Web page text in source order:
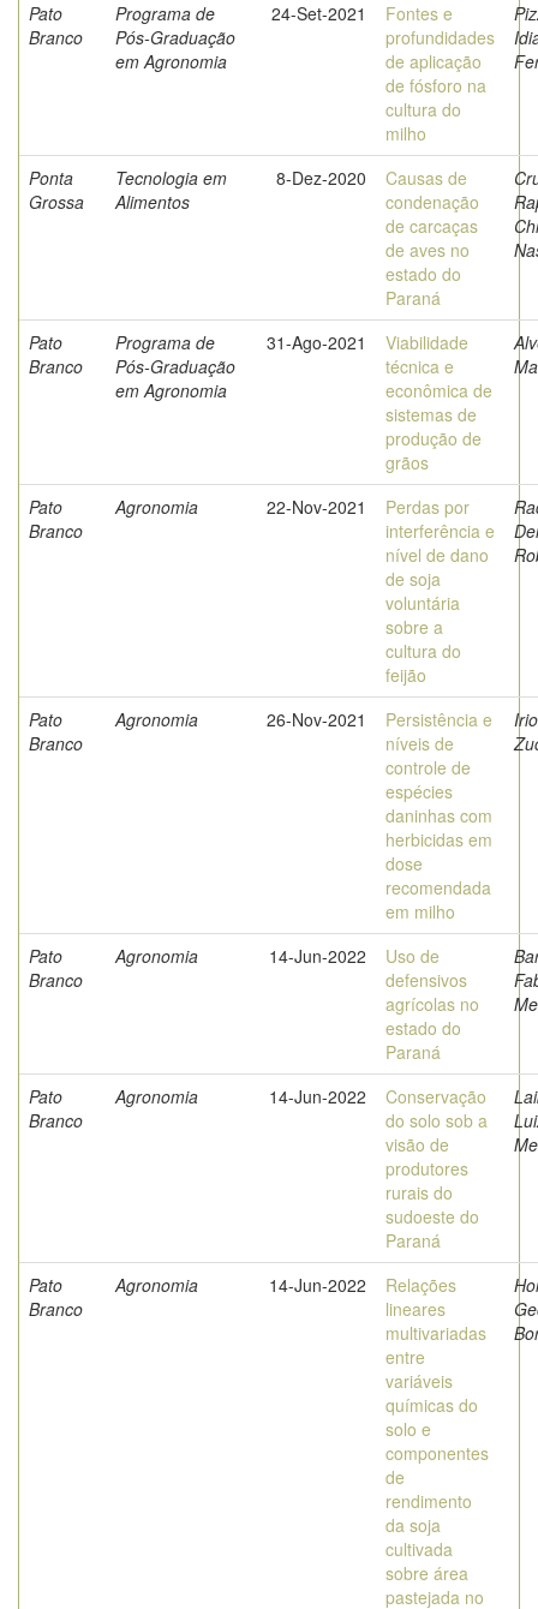
Pato
Branco
Programa de
Pós-Graduação
em Agronomia
24-Set-2021
Fontes e
profundidades
de aplicação
de fósforo na
cultura do
milho
Ponta
Grossa
Tecnologia em
Alimentos
8-Dez-2020
Causas de
condenação
de carcaças
de aves no
estado do
Paraná
Pato
Branco
Programa de
Pós-Graduação
em Agronomia
31-Ago-2021
Viabilidade
técnica e
econômica de
sistemas de
produção de
grãos
Pato
Branco
Agronomia 22-Nov-2021
Perdas por
interferência e
nível de dano
de soja
voluntária
sobre a
cultura do
feijão
Pato
Branco
Agronomia 26-Nov-2021
Persistência e
níveis de
controle de
espécies
daninhas com
herbicidas em
dose
recomendada
em milho
Pato
Branco
Agronomia 14-Jun-2022
Uso de
defensivos
agrícolas no
estado do
Paraná
Pato
Branco
Agronomia 14-Jun-2022
Conservação
do solo sob a
visão de
produtores
rurais do
sudoeste do
Paraná
Pato
Branco
Agronomia 14-Jun-2022
Relações
lineares
multivariadas
entre
variáveis
químicas do
solo e
componentes
de
rendimento
da soja
cultivada
sobre área
pastejada no